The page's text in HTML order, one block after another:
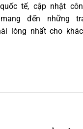
tế, cập nhật
đến những
lòng nhất cho